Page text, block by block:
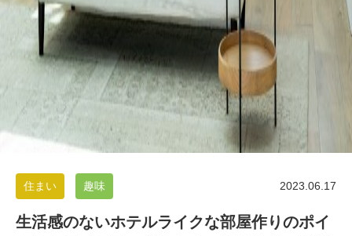
2023.06.17
住まい 趣味
生活感のないホテルライクな部屋作りのポイ